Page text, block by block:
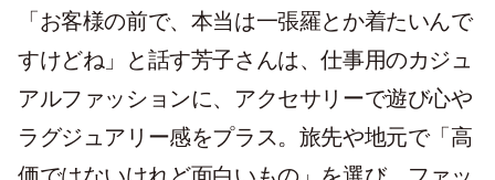
「お客様の前で、本当は一張羅とか着たいんで
すけどね」と話す芳子さんは、仕事用のカジュ
アルファッションに、アクセサリーで遊び心や
ラグジュアリー感をプラス。旅先や地元で「高